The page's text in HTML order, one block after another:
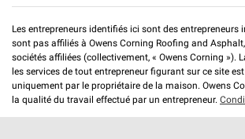
Les entrepreneurs identifiés ici sont des entrepreneurs
sont pas affiliés à Owens Corning Roofing and
sociétés affiliées (collectivement, « Owens Corning »).
les services de tout entrepreneur figurant sur ce site
uniquement par le propriétaire de la maison. Owens
la qualité du travail effectué par un entrepreneur.